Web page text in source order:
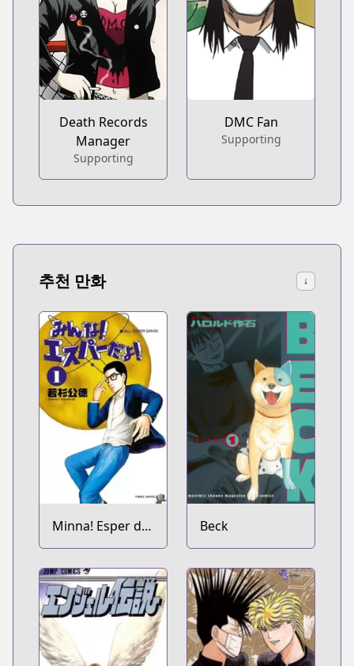
Death Records
Manager
Supporting
DMC Fan
Supporting
추천 만화 ↓
Minna! Esper da
yo!
Beck